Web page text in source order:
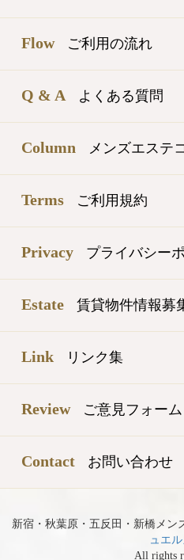
Flow ご利用の流れ
Q & A よくある質問
Column メンズエステ
Terms ご利用規約
Privacy プライバシー
Estate 賃貸物件情報募
Link リンク集
Review ご意見フォーム
Contact お問い合わせ
新宿・秋葉原・五反田・新橋メン
ュエル
All rights